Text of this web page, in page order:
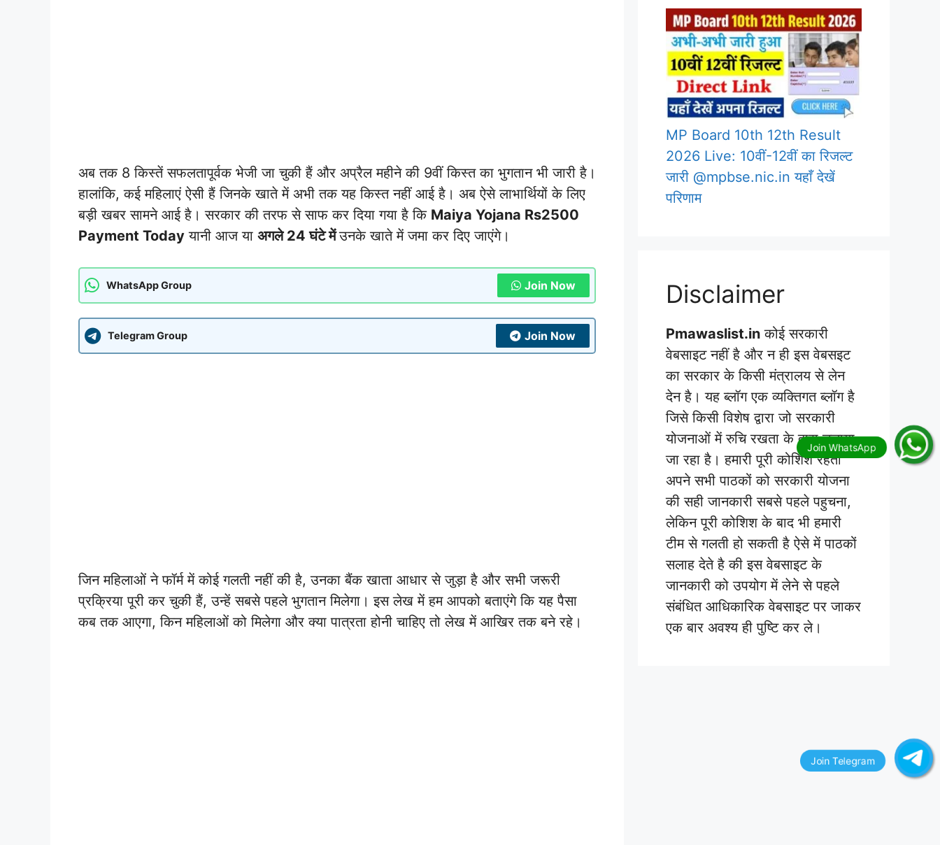
अब तक 8 किस्तें सफलतापूर्वक भेजी जा चुकी हैं और अप्रैल महीने की 9वीं किस्त का भुगतान भी जारी है।
हालांकि, कई महिलाएं ऐसी हैं जिनके खाते में अभी तक यह किस्त नहीं आई है। अब ऐसे लाभार्थियों के लिए
बड़ी खबर सामने आई है। सरकार की तरफ से साफ कर दिया गया है कि Maiya Yojana Rs2500
Payment Today यानी आज या अगले 24 घंटे मेंउनके खाते में जमा कर दिए जाएंगे।
WhatsApp Group Join Now
Telegram Group Join Now
जिन महिलाओं ने फॉर्म में कोई गलती नहीं की है, उनका बैंक खाता आधार से जुड़ा है और सभी जरूरी
प्रक्रिया पूरी कर चुकी हैं, उन्हें सबसे पहले भुगतान मिलेगा। इस लेख में हम आपको बताएंगे कि यह पैसा
कब तक आएगा, किन महिलाओं को मिलेगा और क्या पात्रता होनी चाहिए तो लेख में आखिर तक बने रहे।
MP Board 10th 12th Result
2026 Live: 10वीं-12वीं का रिजल्ट
जारी @mpbse.nic.in यहाँ देखें
परिणाम
Disclaimer
Pmawaslist.in कोई सरकारी
वेबसाइट नहीं है और न ही इस वेबसइट
का सरकार के किसी मंत्रालय से लेन
देन है। यह ब्लॉग एक व्यक्तिगत ब्लॉग है
जिसे किसी विशेष द्वारा जो सरकारी
योजनाओं में रुचि रखता के द्वारा चलाया
जा रहा है। हमारी पूरी कोशिश रहती
अपने सभी पाठकों को सरकारी योजना
की सही जानकारी सबसे पहले पहुचना,
लेकिन पूरी कोशिश के बाद भी हमारी
टीम से गलती हो सकती है ऐसे में पाठकों
सलाह देते है की इस वेबसाइट के
जानकारी को उपयोग में लेने से पहले
संबंधित आधिकारिक वेबसाइट पर जाकर
एक बार अवश्य ही पुष्टि कर ले।